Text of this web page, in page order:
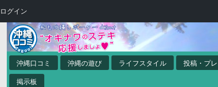
沖縄口コミ 沖縄の遊び ライフスタイル
投稿・プ
掲示板
ログイン